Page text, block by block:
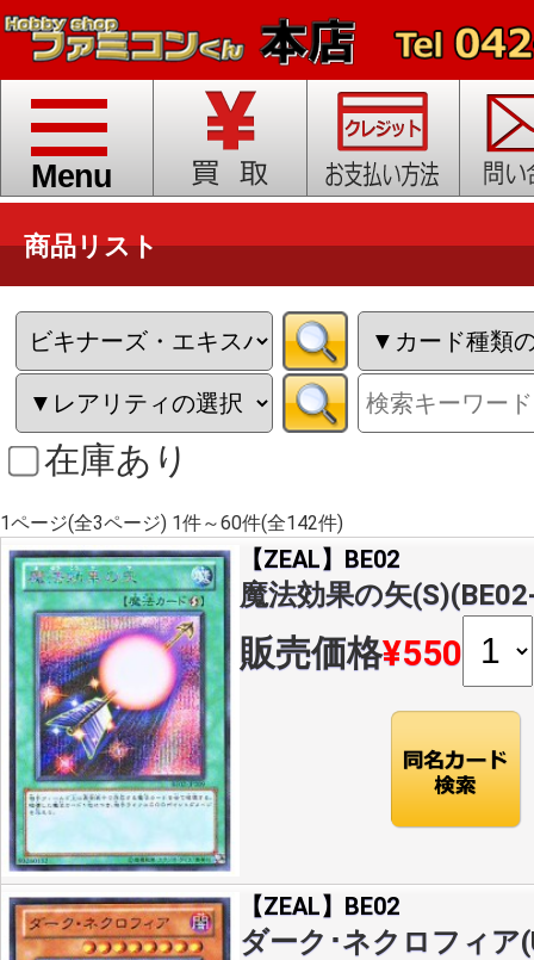
toggle
navigation
Menu
商品リスト
在庫あり
1ページ(全3ページ) 1件～60件(全142件)
【ZEAL】BE02
魔法効果の矢
販売価格¥550
【ZEAL】BE02
ダーク･ネクロフィア